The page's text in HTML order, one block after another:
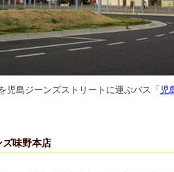
児島ジーンズストリートに運ぶバス「 児
ズ味野本店